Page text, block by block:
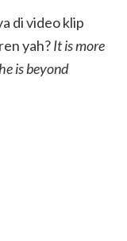
di video klip
yah?It is more
is beyond